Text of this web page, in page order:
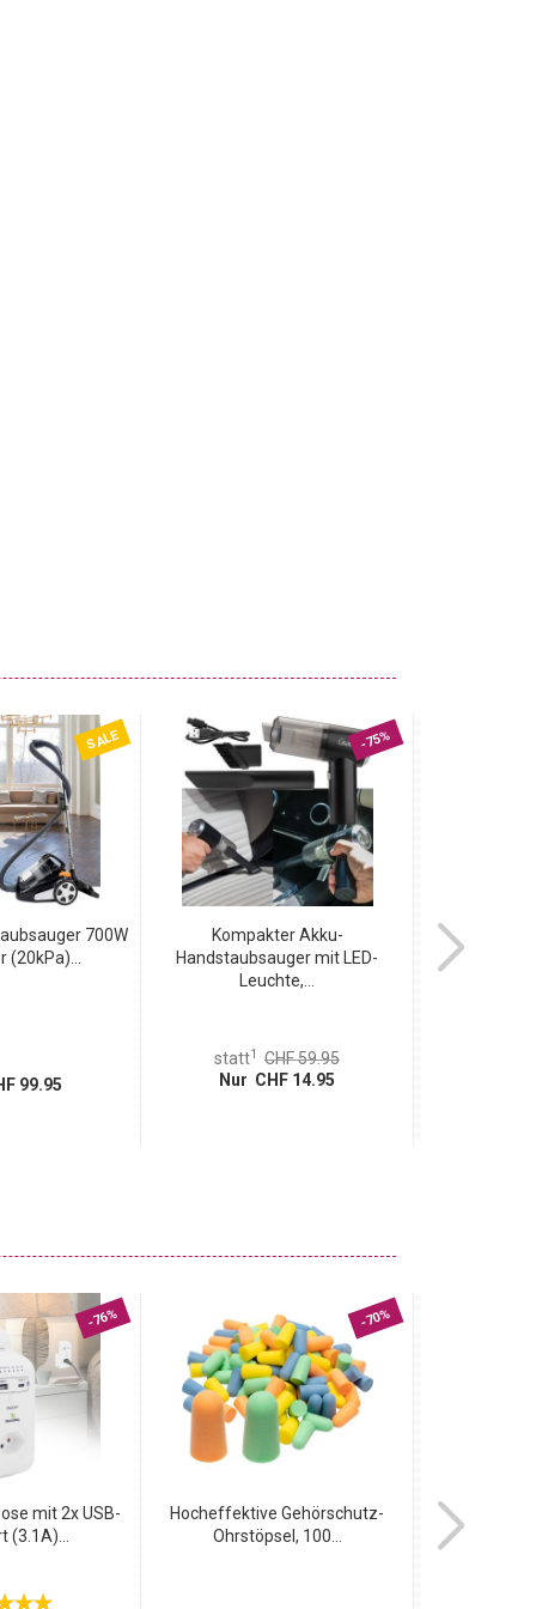
SALE
700W
(20kPa)...
99.95
-75%
Kompakter Akku-
Handstaubsauger mit LED-
Leuchte,...
statt1
CHF 59.95
Nur CHF 14.95
-76%
mit 2x USB-
(3.1A)...
-70%
Hocheffektive Gehörschutz-
Ohrstöpsel, 100...
Praktischer